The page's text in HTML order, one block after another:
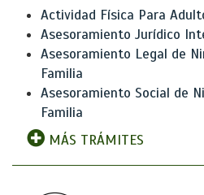
Actividad Física Para
Asesoramiento Jurídico
Asesoramiento Legal de
Familia
Asesoramiento Social de
Familia
MÁS TRÁMITES